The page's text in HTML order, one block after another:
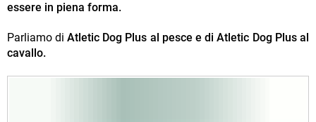
essere in piena forma.
Parliamo di Atletic Dog Plus al pesce e di Atletic Dog Plus al
cavallo.